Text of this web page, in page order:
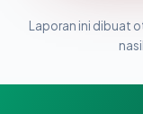
Laporan ini dibuat